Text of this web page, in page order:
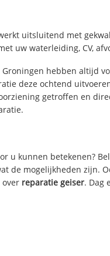
uitsluitend met
uw waterleiding, CV,
Groningen hebben altijd
deze ochtend
getroffen en
u kunnen betekenen?
de mogelijkheden zijn.
reparatie geiser. Dag